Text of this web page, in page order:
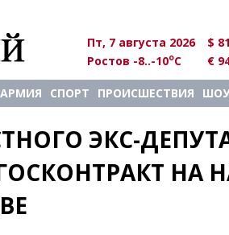
Пт, 7 августа 2026
$
Ростов -8..-10oC €
АРМИЯ СПОРТ ПРОИСШЕСТВИЯ
ЭКС-
НА